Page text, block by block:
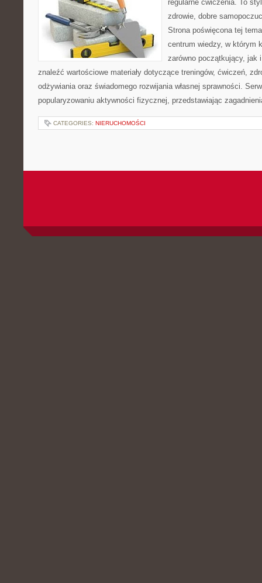
regularne ćwiczenia. To
zdrowie, dobre
Strona poświęcona tej
centrum wiedzy, w którym
zarówno początkujący, jak
znaleźć wartościowe materiały dotyczące treningów, ćwiczeń,
odżywiania oraz świadomego rozwijania własnej sprawności.
popularyzowaniu aktywności fizycznej, przedstawiając
CATEGORIES: NIERUCHOMOŚCI